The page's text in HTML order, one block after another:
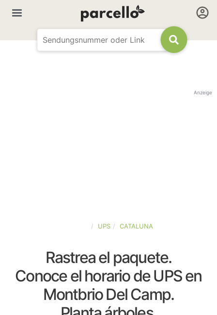
Anzeige
UPS CATALUNA
Rastrea el paquete.
Conoce el horario de UPS en
Montbrio Del Camp.